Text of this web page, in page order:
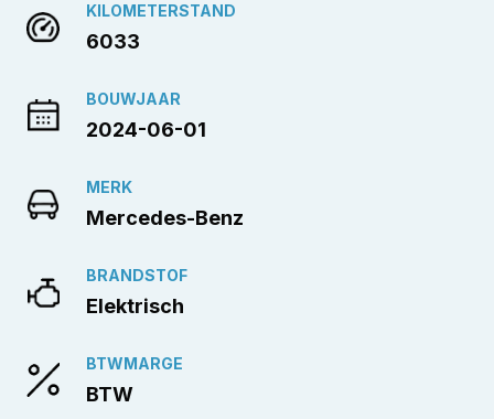
KILOMETERSTAND
6033
BOUWJAAR
2024-06-01
MERK
Mercedes-Benz
BRANDSTOF
Elektrisch
BTWMARGE
BTW